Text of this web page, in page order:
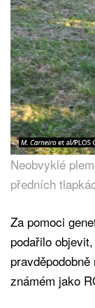
Neobvyklé
předních
Za pomoci
podařilo
známém jako